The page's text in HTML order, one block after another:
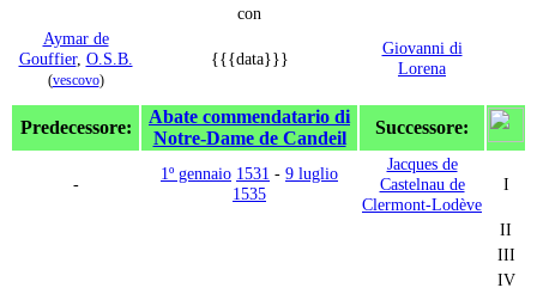
con
Aymar de
Gouffier, O.S.B.
(vescovo)
{{{data}}}
Giovanni di
Lorena
Predecessore:
Abate commendatario di
Notre-Dame de Candeil
Successore:
-
1º gennaio 1531 - 9 luglio
1535
Jacques de
Castelnau de
Clermont-Lodève
I
II
III
IV